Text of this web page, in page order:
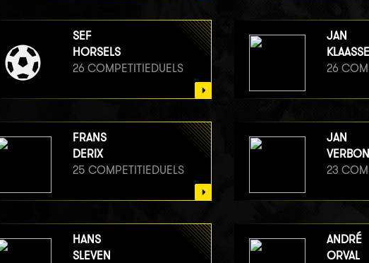
SEF
HORSELS
26 COMPETITIEDUELS
JAN
26
FRANS
DERIX
25 COMPETITIEDUELS
JAN
23
HANS
SLEVEN
ANDRÉ
ORVAL